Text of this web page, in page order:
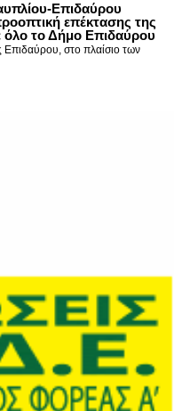
Επιδαύρου
επέκτασης της
το Δήμο Επιδαύρου
στο πλαίσιο των